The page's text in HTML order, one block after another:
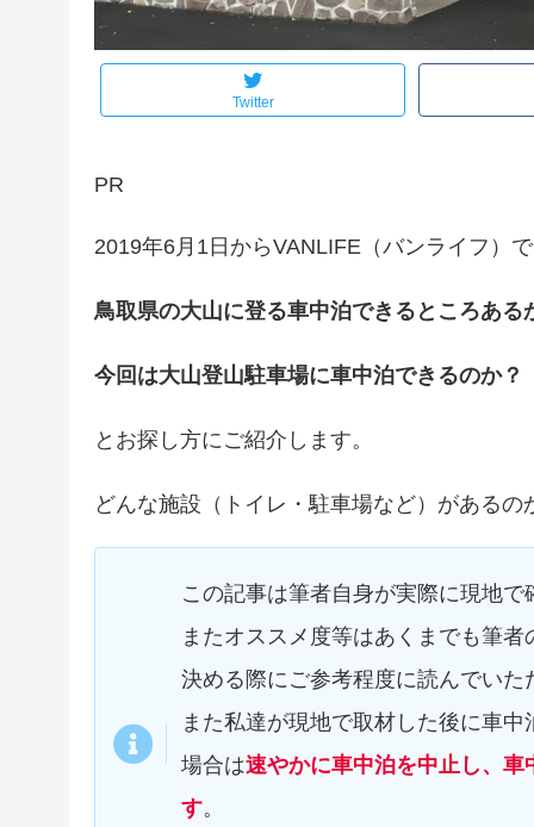
Twitter
PR
2019年6月1日からVANLIFE（バンライフ）
鳥取県の大山に登る車中泊できるところある
今回は大山登山駐車場に車中泊できるのか？
とお探し方にご紹介します。
どんな施設（トイレ・駐車場など）がある
この記事は筆者自身が実際に現地
またオススメ度等はあくまでも筆
決める際にご参考程度に読んでいた
また私達が現地で取材した後に車
場合は速やかに車中泊を中止し、
す。